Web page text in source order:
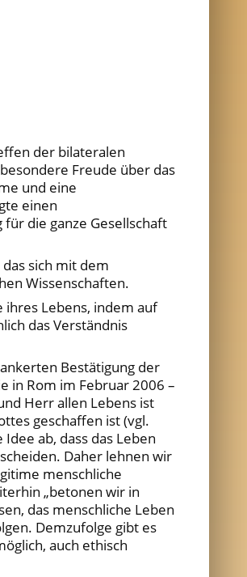
der bilateralen
Freude über das
und eine
einen
die ganze Gesellschaft
sich mit dem
Wissenschaften.
Lebens, indem auf
das Verständnis
Bestätigung der
in Rom im Februar 2006 –
Herr allen Lebens ist
geschaffen ist (vgl.
ab, dass das Leben
Daher lehnen wir
menschliche
„betonen wir in
das menschliche Leben
Demzufolge gibt es
auch ethisch